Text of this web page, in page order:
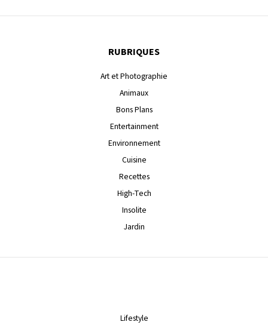
RUBRIQUES
Art et Photographie
Animaux
Bons Plans
Entertainment
Environnement
Cuisine
Recettes
High-Tech
Insolite
Jardin
Lifestyle